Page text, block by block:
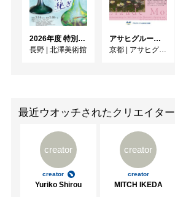
2026年度 特別展「ガレとドーム、アール･ヌーヴォーのガラス 水辺のやすらぎ、海の神秘」
長野 | 北澤美術館
アサヒグループ大山崎山荘美術館 開館30周年記念展「没後100年 クロード・モネ」
京都 | アサヒグループ大山崎山荘美術館
最近ウオッチされたクリエイター
creator
creator
Yuriko Shirou
creator
creator
MITCH IKEDA